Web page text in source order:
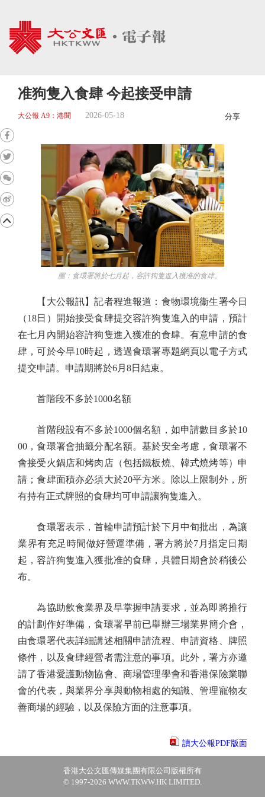
准狗隻入食肆 今起接受申請
大公報 A9：港聞 2026-05-18 分享
圖：食環署將於七月起，容許狗隻進入獲准的食肆。
【大公報訊】記者程進報道：食物環境衞生署今日
（18日）開始接受食肆提交容許狗隻進入的申請，預計
在七月內開始容許狗隻進入獲准的食肆。有意申請的食
肆，可於今早10時起，透過食環署專題網頁以電子方式
提交申請。申請期將於6月8日結束。
首階段不多於1000名額
首階段設有不多於1000個名額，如申請數目多於10
00，食環署會抽籤分配名額。基於安全考慮，食環署不
會接受火鍋店和烤肉店（包括鐵板燒、韓式燒烤等）申
請；食肆面積亦必須大於20平方米。除以上限制外，所
有持有正式牌照的食肆均可申請讓狗隻進入。
食環署表示，首輪申請預計於下月中旬批出，為讓
業界有充足時間做好營運準備，署方將於7月指定日期
起，容許狗隻進入獲批准的食肆，具體日期會於稍後公
布。
為協助飲食業界及早掌握申請要求，並為即將推行
的計劃作好準備，食環署早前已舉辦三場業界簡介會，
由食環署代表詳細講述相關申請流程、申請資格、牌照
條件，以及食肆經營者需注意的事項。此外，署方亦邀
請了香港愛護動物協會、商場管理學會和香港保險業聯
會的代表，與業界分享與動物相處的知識、管理寵物友
善商場的經驗，以及保險方面的注意事項。
讀大公報PDF版面
香港大公文匯傳媒集團有限公司版權所有
© 1997-2026 WWW.TKWW.HK LIMITED.